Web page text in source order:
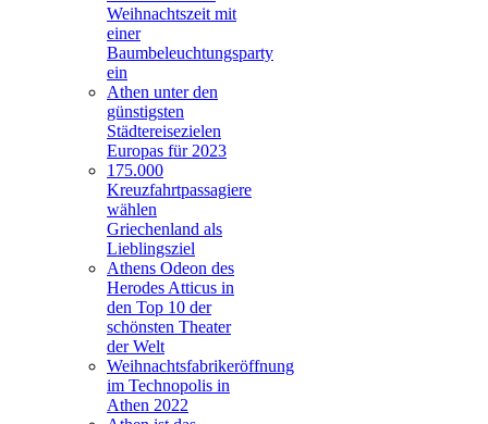
Weihnachtszeit mit
einer
Baumbeleuchtungsparty
ein
Athen unter den
günstigsten
Städtereisezielen
Europas für 2023
175.000
Kreuzfahrtpassagiere
wählen
Griechenland als
Lieblingsziel
Athens Odeon des
Herodes Atticus in
den Top 10 der
schönsten Theater
der Welt
Weihnachtsfabrikeröffnung
im Technopolis in
Athen 2022